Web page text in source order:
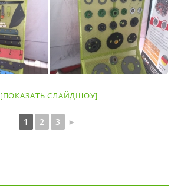
[ПОКАЗАТЬ СЛАЙДШОУ]
1 2 3 ►